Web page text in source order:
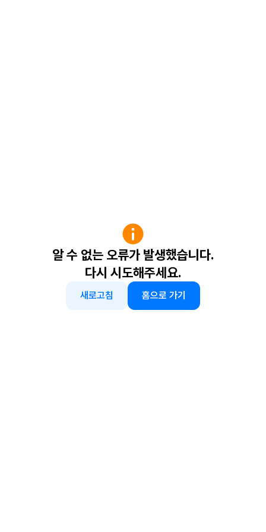
알 수 없는 오류가 발생했습니다.
다시 시도해주세요.
새로고침 홈으로 가기